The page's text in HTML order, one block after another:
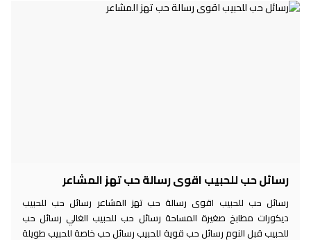
رسائل حب للحبيب اقوى رسالة حب تهز المشاعر
رسائل حب للحبيب اقوى رسالة حب تهز المشاعر رسائل حب للحبيب
ديكورات مطابخ صغيرة المساحة رسائل حب للحبيب الغالي رسائل حب
للحبيب قبل النوم رسائل حب قوية للحبيب رسائل حب خاصة للحبيب طويلة